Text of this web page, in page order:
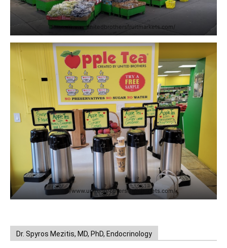
https://www.unitedbrothersfruitmarkets.com/
https://www.unitedbrothersfruitmarkets.com/
Dr. Spyros Mezitis, MD, PhD, Endocrinology